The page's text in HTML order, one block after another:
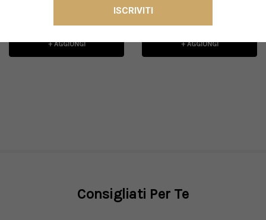
+ AGGIUNGI + AGGIUNGI
Consigliati Per Te